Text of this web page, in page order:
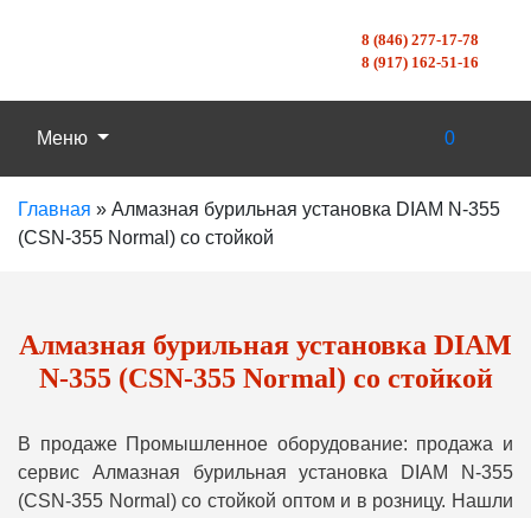
8 (846) 277-17-78
8 (917) 162-51-16
Меню 0
Главная » Алмазная бурильная установка DIAM N-355
(CSN-355 Normal) со стойкой
Алмазная бурильная установка DIAM
N-355 (CSN-355 Normal) со стойкой
В продаже Промышленное оборудование: продажа и
сервис Алмазная бурильная установка DIAM N-355
(CSN-355 Normal) со стойкой оптом и в розницу. Нашли